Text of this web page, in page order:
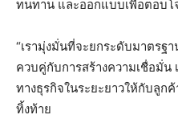
ทนทาน และออกแบบเพื่อตอบโ
“เรามุ่งมั่นที่จะยกระดับมาตรฐ
ควบคู่กับการสร้างความเชื่อมั่
ทางธุรกิจในระยะยาวให้กับลูก
ทิ้งท้าย